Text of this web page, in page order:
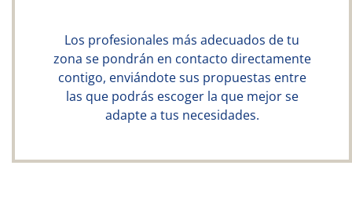
Los profesionales más adecuados de tu
zona se pondrán en contacto directamente
contigo, enviándote sus propuestas entre
las que podrás escoger la que mejor se
adapte a tus necesidades.